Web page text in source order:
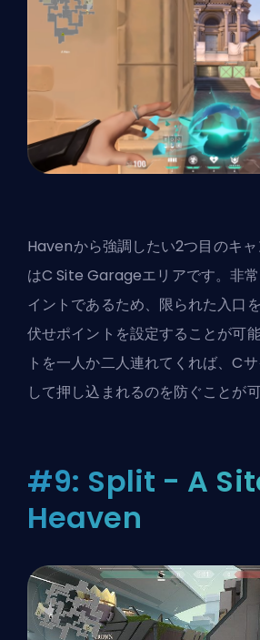
Havenから強調したい2つ目のキ
はC Site Garageエリアです。非
イントであるため、限られた入口
伏せポイントを設定することが可
トを一人か二人連れてくれば、C
して押し込まれるのを防ぐことが可
#9: Split - A
Heaven